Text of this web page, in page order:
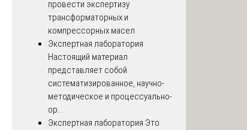
провести экспертизу
трансформаторных и
компрессорных масел
Экспертная лаборатория
Настоящий материал
представляет собой
систематизированное, научно-
методическое и процессуально-
ор...
Экспертная лаборатория Это